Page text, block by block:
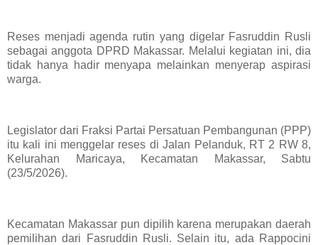
Reses menjadi agenda rutin yang digelar Fasruddin Rusli
sebagai anggota DPRD Makassar. Melalui kegiatan ini, dia
tidak hanya hadir menyapa melainkan menyerap aspirasi
warga.
Legislator dari Fraksi Partai Persatuan Pembangunan (PPP)
itu kali ini menggelar reses di Jalan Pelanduk, RT 2 RW 8,
Kelurahan Maricaya, Kecamatan Makassar, Sabtu
(23/5/2026).
Kecamatan Makassar pun dipilih karena merupakan daerah
pemilihan dari Fasruddin Rusli. Selain itu, ada Rappocini